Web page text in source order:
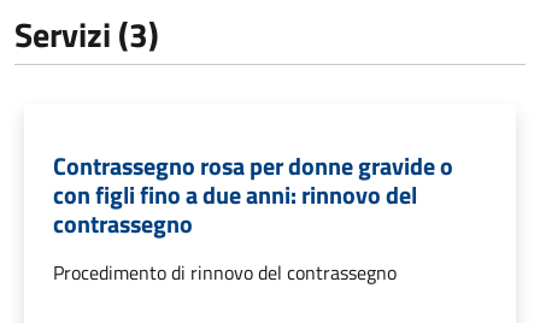
Servizi (3)
Contrassegno rosa per donne gravide o
con figli fino a due anni: rinnovo del
contrassegno
Procedimento di rinnovo del contrassegno